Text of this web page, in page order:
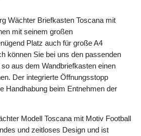
Wächter Briefkasten Toscana mit
mit seinem großen
Platz auch für große A4
können Sie bei uns den passenden
aus dem Wandbriefkasten einen
Der integrierte Öffnungsstopp
Handhabung beim Entnehmen der
Modell Toscana mit Motiv Football
und zeitloses Design und ist